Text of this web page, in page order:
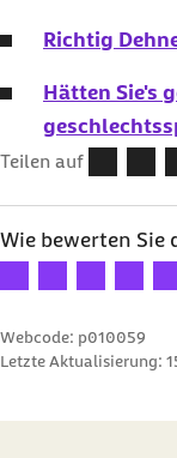
Richtig
Hätten Sie's
Teilen auf
Wie bewerten Sie
Ihre Bewertung: 1
Ihre Bewertung:
Ihre Ihre
Webcode: p010059
Letzte Aktualisierung: